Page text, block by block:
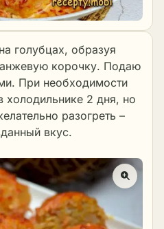
голубцах, образуя
корочку. Подаю
При необходимости
холодильнике 2 дня, но
разогреть –
вкус.